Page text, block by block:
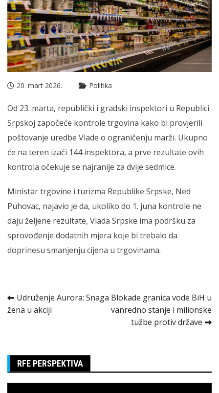
20. mart 2026. Politika
Od 23. marta, republički i gradski inspektori u Republici
Srpskoj započeće kontrole trgovina kako bi provjerili
poštovanje uredbe Vlade o ograničenju marži. Ukupno
će na teren izaći 144 inspektora, a prve rezultate ovih
kontrola očekuje se najranije za dvije sedmice.
Ministar trgovine i turizma Republike Srpske, Ned
Puhovac, najavio je da, ukoliko do 1. juna kontrole ne
daju željene rezultate, Vlada Srpske ima podršku za
sprovođenje dodatnih mjera koje bi trebalo da
doprinesu smanjenju cijena u trgovinama.
Kretanje
članka
Udruženje Aurora: Snaga
žena u akciji
Blokade granica vode BiH u
vanredno stanje i milionske
tužbe protiv države
RFE PERSPEKTIVA